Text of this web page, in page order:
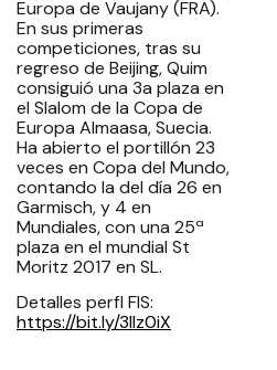
Europa de Vaujany (FRA).
En sus primeras
competiciones, tras su
regreso de Beijing, Quim
consiguió una 3a plaza en
el Slalom de la Copa de
Europa Almaasa, Suecia.
Ha abierto el portillón 23
veces en Copa del Mundo,
contando la del día 26 en
Garmisch, y 4 en
Mundiales, con una 25ª
plaza en el mundial St
Moritz 2017 en SL.
Detalles perfl FIS:
https://bit.ly/3IIz0iX